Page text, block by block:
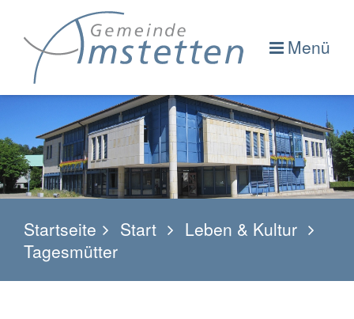
Menü
Startseite Start
Leben & Kultur
Tagesmütter